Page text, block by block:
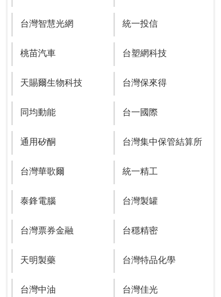
台灣智慧光網 統一投信
桃苗汽車 台塑網科技
天賜爾生物科技 台灣保來得
同均動能 台一國際
通用矽酮 台灣集中保管結算所
台灣華歌爾 統一精工
泰鋒電腦 台灣製罐
台灣票券金融 台穩精密
天明製藥 台灣特品化學
台灣中油 台灣佳光